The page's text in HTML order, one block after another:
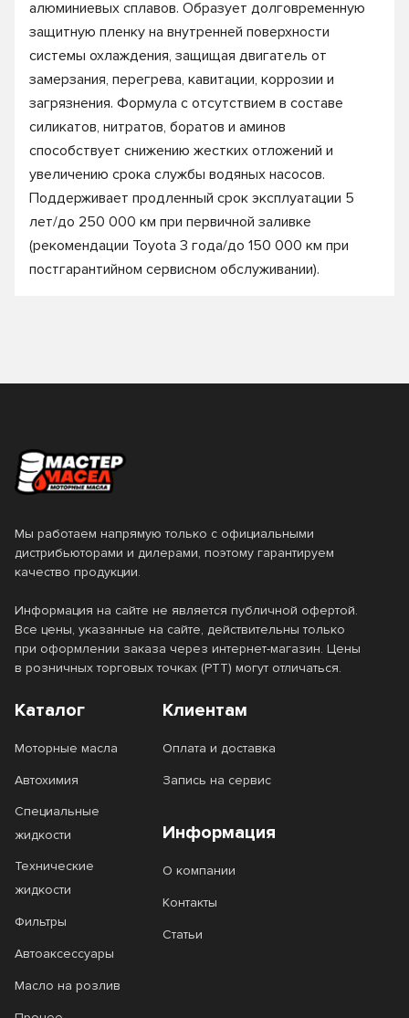
алюминиевых сплавов. Образует долговременную
защитную пленку на внутренней поверхности
системы охлаждения, защищая двигатель от
замерзания, перегрева, кавитации, коррозии и
загрязнения. Формула с отсутствием в составе
силикатов, нитратов, боратов и аминов
способствует снижению жестких отложений и
увеличению срока службы водяных насосов.
Поддерживает продленный срок эксплуатации 5
лет/до 250 000 км при первичной заливке
(рекомендации Toyota 3 года/до 150 000 км при
постгарантийном сервисном обслуживании).
Мы работаем напрямую только с официальными
дистрибьюторами и дилерами, поэтому гарантируем
качество продукции.
Информация на сайте не является публичной офертой.
Все цены, указанные на сайте, действительны только
при оформлении заказа через интернет-магазин. Цены
в розничных торговых точках (РТТ) могут отличаться.
Каталог
Моторные масла
Автохимия
Специальные
жидкости
Технические
жидкости
Фильтры
Автоаксессуары
Масло на розлив
Клиентам
Оплата и доставка
Запись на сервис
Информация
О компании
Контакты
Статьи